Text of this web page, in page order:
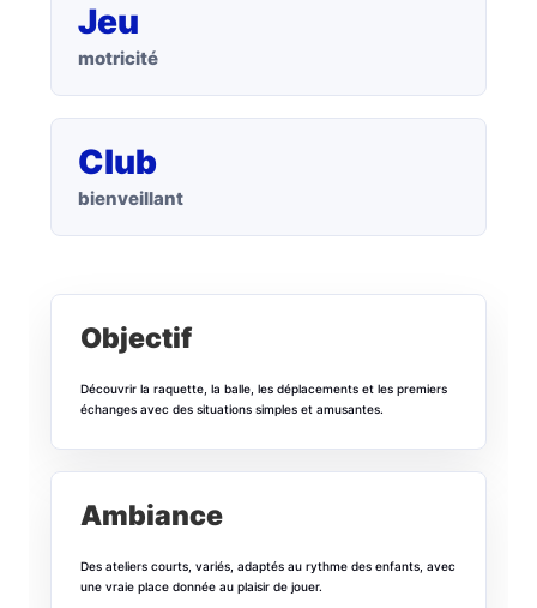
Jeu
motricité
Club
bienveillant
Objectif
Découvrir la raquette, la balle, les déplacements et les premiers
échanges avec des situations simples et amusantes.
Ambiance
Des ateliers courts, variés, adaptés au rythme des enfants, avec
une vraie place donnée au plaisir de jouer.